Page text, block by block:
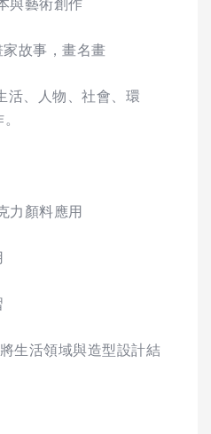
與藝術創作
故事，畫名畫
活、人物、社會、環
力顏料應用
生活領域與造型設計結